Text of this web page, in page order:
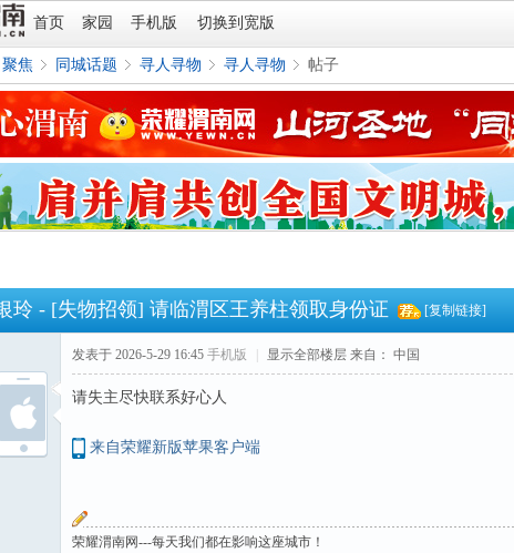
首页 家园 手机版 切换到宽版
焦
›
同城话题
›
寻人寻物
›
寻人寻物
›
帖子
玲 - [失物招领] 请临渭区王养柱领取身份证 [复制链接]
发表于 2026-5-29 16:45 手机版 显示全部楼层 来自： 中国
请失主尽快联系好心人
来自荣耀新版苹果客户端
荣耀渭南网---每天我们都在影响这座城市！